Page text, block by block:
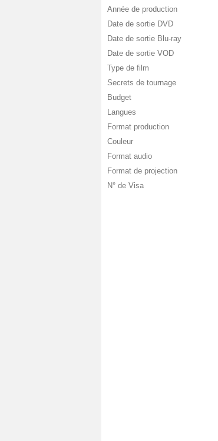
Année de production
Date de sortie DVD
Date de sortie Blu-ray
Date de sortie VOD
Type de film
Secrets de tournage
Budget
Langues
Format production
Couleur
Format audio
Format de projection
N° de Visa